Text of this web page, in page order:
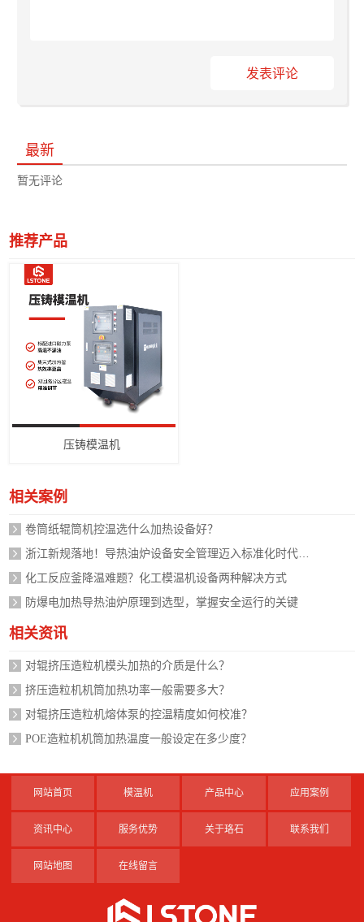
发表评论
最新
暂无评论
推荐产品
压铸模温机
相关案例
卷筒纸辊筒机控温选什么加热设备好？
化工反应釜降温难题？化工模温机设备两种解决方式
防爆电加热导热油炉原理到选型，掌握安全运行的关键
相关资讯
对辊挤压造粒机模头加热的介质是什么？
挤压造粒机机筒加热功率一般需要多大？
对辊挤压造粒机熔体泵的控温精度如何校准？
POE造粒机机筒加热温度一般设定在多少度？
网站首页 模温机 产品中心 应用案例
资讯中心 服务优势 关于珞石 联系我们
网站地图 在线留言